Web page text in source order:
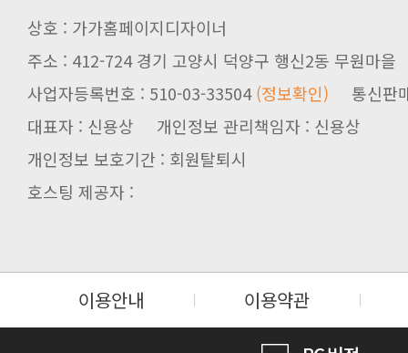
상호 : 가가홈페이지디자이너
주소 : 412-724 경기 고양시 덕양구 행신2동 무원마을
사업자등록번호 : 510-03-33504(정보확인) 통신판
대표자 : 신용상 개인정보 관리책임자 : 신용상
개인정보 보호기간 : 회원탈퇴시
호스팅 제공자 :
이용안내 이용약관